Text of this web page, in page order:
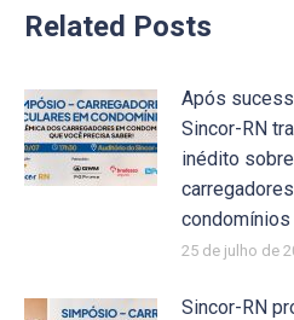
Related Posts
Após
Sincor-RN
inédito
condomínios
25 de julho de
Sincor-RN